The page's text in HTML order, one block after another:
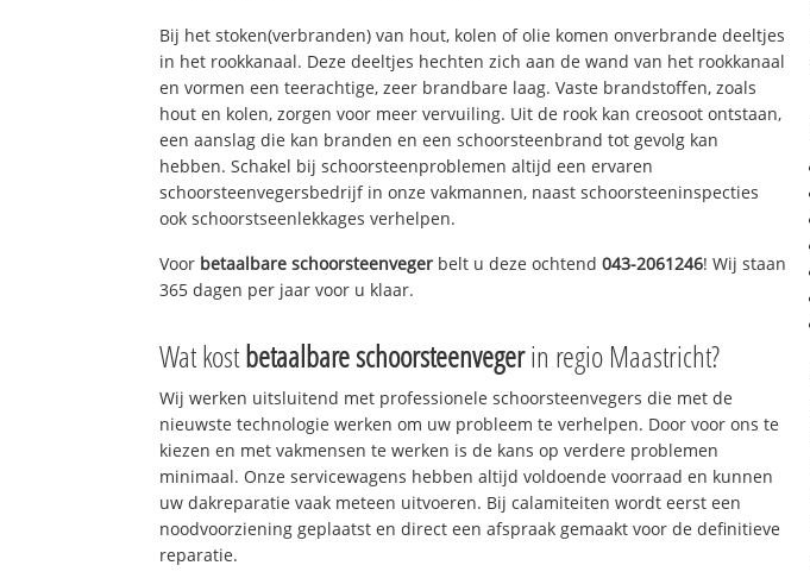
Bij het stoken(verbranden) van hout, kolen of olie komen onverbrande deeltjes
in het rookkanaal. Deze deeltjes hechten zich aan de wand van het rookkanaal
en vormen een teerachtige, zeer brandbare laag. Vaste brandstoffen, zoals
hout en kolen, zorgen voor meer vervuiling. Uit de rook kan creosoot ontstaan,
een aanslag die kan branden en een schoorsteenbrand tot gevolg kan
hebben. Schakel bij schoorsteenproblemen altijd een ervaren
schoorsteenvegersbedrijf in onze vakmannen, naast schoorsteeninspecties
ook schoorstseenlekkages verhelpen.
Voor betaalbare schoorsteenveger belt u deze ochtend043-2061246! Wij staan
365 dagen per jaar voor u klaar.
Wat kostbetaalbare schoorsteenvegerin regio Maastricht?
Wij werken uitsluitend met professionele schoorsteenvegers die met de
nieuwste technologie werken om uw probleem te verhelpen. Door voor ons te
kiezen en met vakmensen te werken is de kans op verdere problemen
minimaal. Onze servicewagens hebben altijd voldoende voorraad en kunnen
uw dakreparatie vaak meteen uitvoeren. Bij calamiteiten wordt eerst een
noodvoorziening geplaatst en direct een afspraak gemaakt voor de definitieve
reparatie.